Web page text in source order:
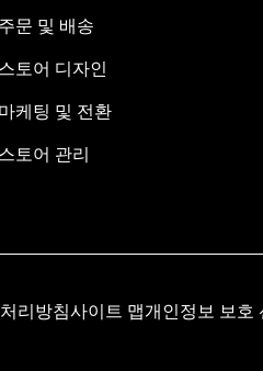
주문 및 배송
스토어 디자인
마케팅 및 전환
스토어 관리
리방침사이트 맵개인정보 보호